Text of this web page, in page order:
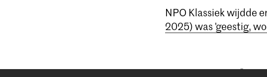
NPO Klassiek wijdde
2025) was 'geestig,